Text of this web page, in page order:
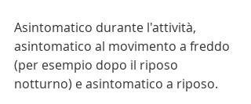
Asintomatico durante l'attività,
asintomatico al movimento a freddo
(per esempio dopo il riposo
notturno) e asintomatico a riposo.